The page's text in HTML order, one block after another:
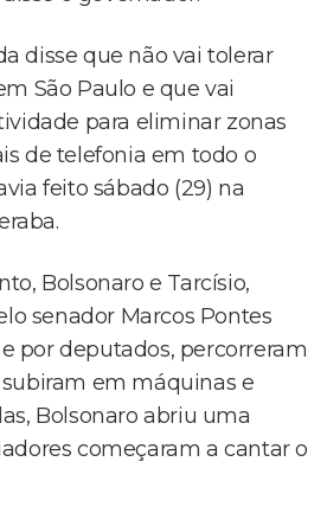
disse que não vai tolerar
São Paulo e que vai
para eliminar zonas
de telefonia em todo o
feito sábado (29) na
Bolsonaro e Tarcísio,
senador Marcos Pontes
por deputados, percorreram
em máquinas e
Bolsonaro abriu uma
começaram a cantar o